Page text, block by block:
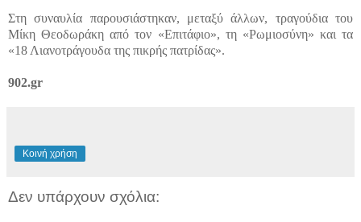
Στη συναυλία παρουσιάστηκαν, μεταξύ άλλων, τραγούδια του
Μίκη Θεοδωράκη από τον «Επιτάφιο», τη «Ρωμιοσύνη» και τα
«18 Λιανοτράγουδα της πικρής πατρίδας».
902.gr
Κοινή χρήση
Δεν υπάρχουν σχόλια: